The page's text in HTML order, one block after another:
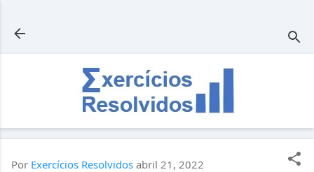
Por Exercícios Resolvidos abril 21, 2022